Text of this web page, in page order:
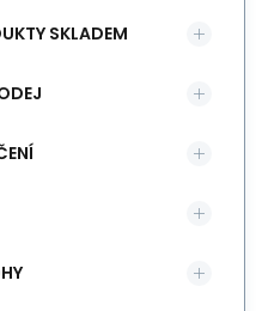
SKLADEM